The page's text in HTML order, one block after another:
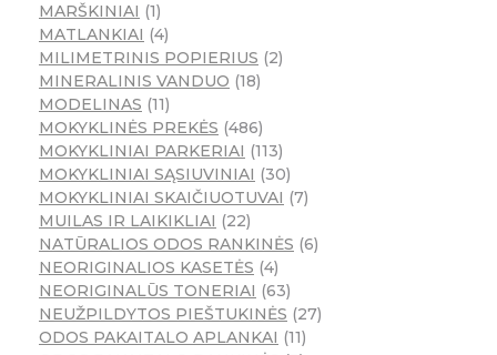
MARŠKINIAI
1
MATLANKIAI
4
MILIMETRINIS POPIERIUS
2
MINERALINIS VANDUO 18
MODELINAS 11
MOKYKLINĖS PREKĖS 486
MOKYKLINIAI PARKERIAI
113
MOKYKLINIAI SĄSIUVINIAI
30
MOKYKLINIAI SKAIČIUOTUVAI
7
MUILAS IR LAIKIKLIAI
22
NATŪRALIOS ODOS RANKINĖS 6
NEORIGINALIOS KASETĖS 4
NEORIGINALŪS TONERIAI
63
NEUŽPILDYTOS PIEŠTUKINĖS
27
ODOS PAKAITALO APLANKAI
11